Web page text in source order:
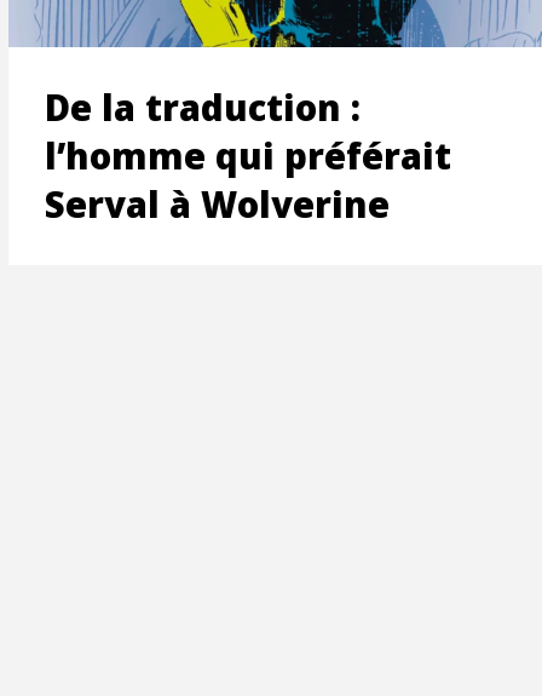
De la traduction :
l’homme qui préférait
Serval à Wolverine